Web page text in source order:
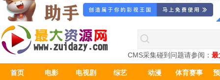
CMS采集碰到问题请参阅： 最
首页 电影 电视剧 综艺 动漫 体育赛事